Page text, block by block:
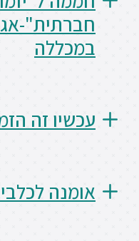
חברתית"-
במכללה
עכשיו זה
אומנה